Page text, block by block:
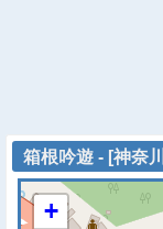
箱根吟遊 - [神奈
+